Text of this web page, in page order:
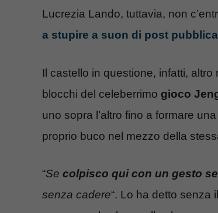
Lucrezia Lando, tuttavia, non
a stupire a suon di post
Il castello in questione, infatti,
blocchi del celeberrimo gioco
uno sopra l’altro fino a formare una
proprio buco nel mezzo della
“Se colpisco qui con un gesto
senza cadere“. Lo ha detto senza